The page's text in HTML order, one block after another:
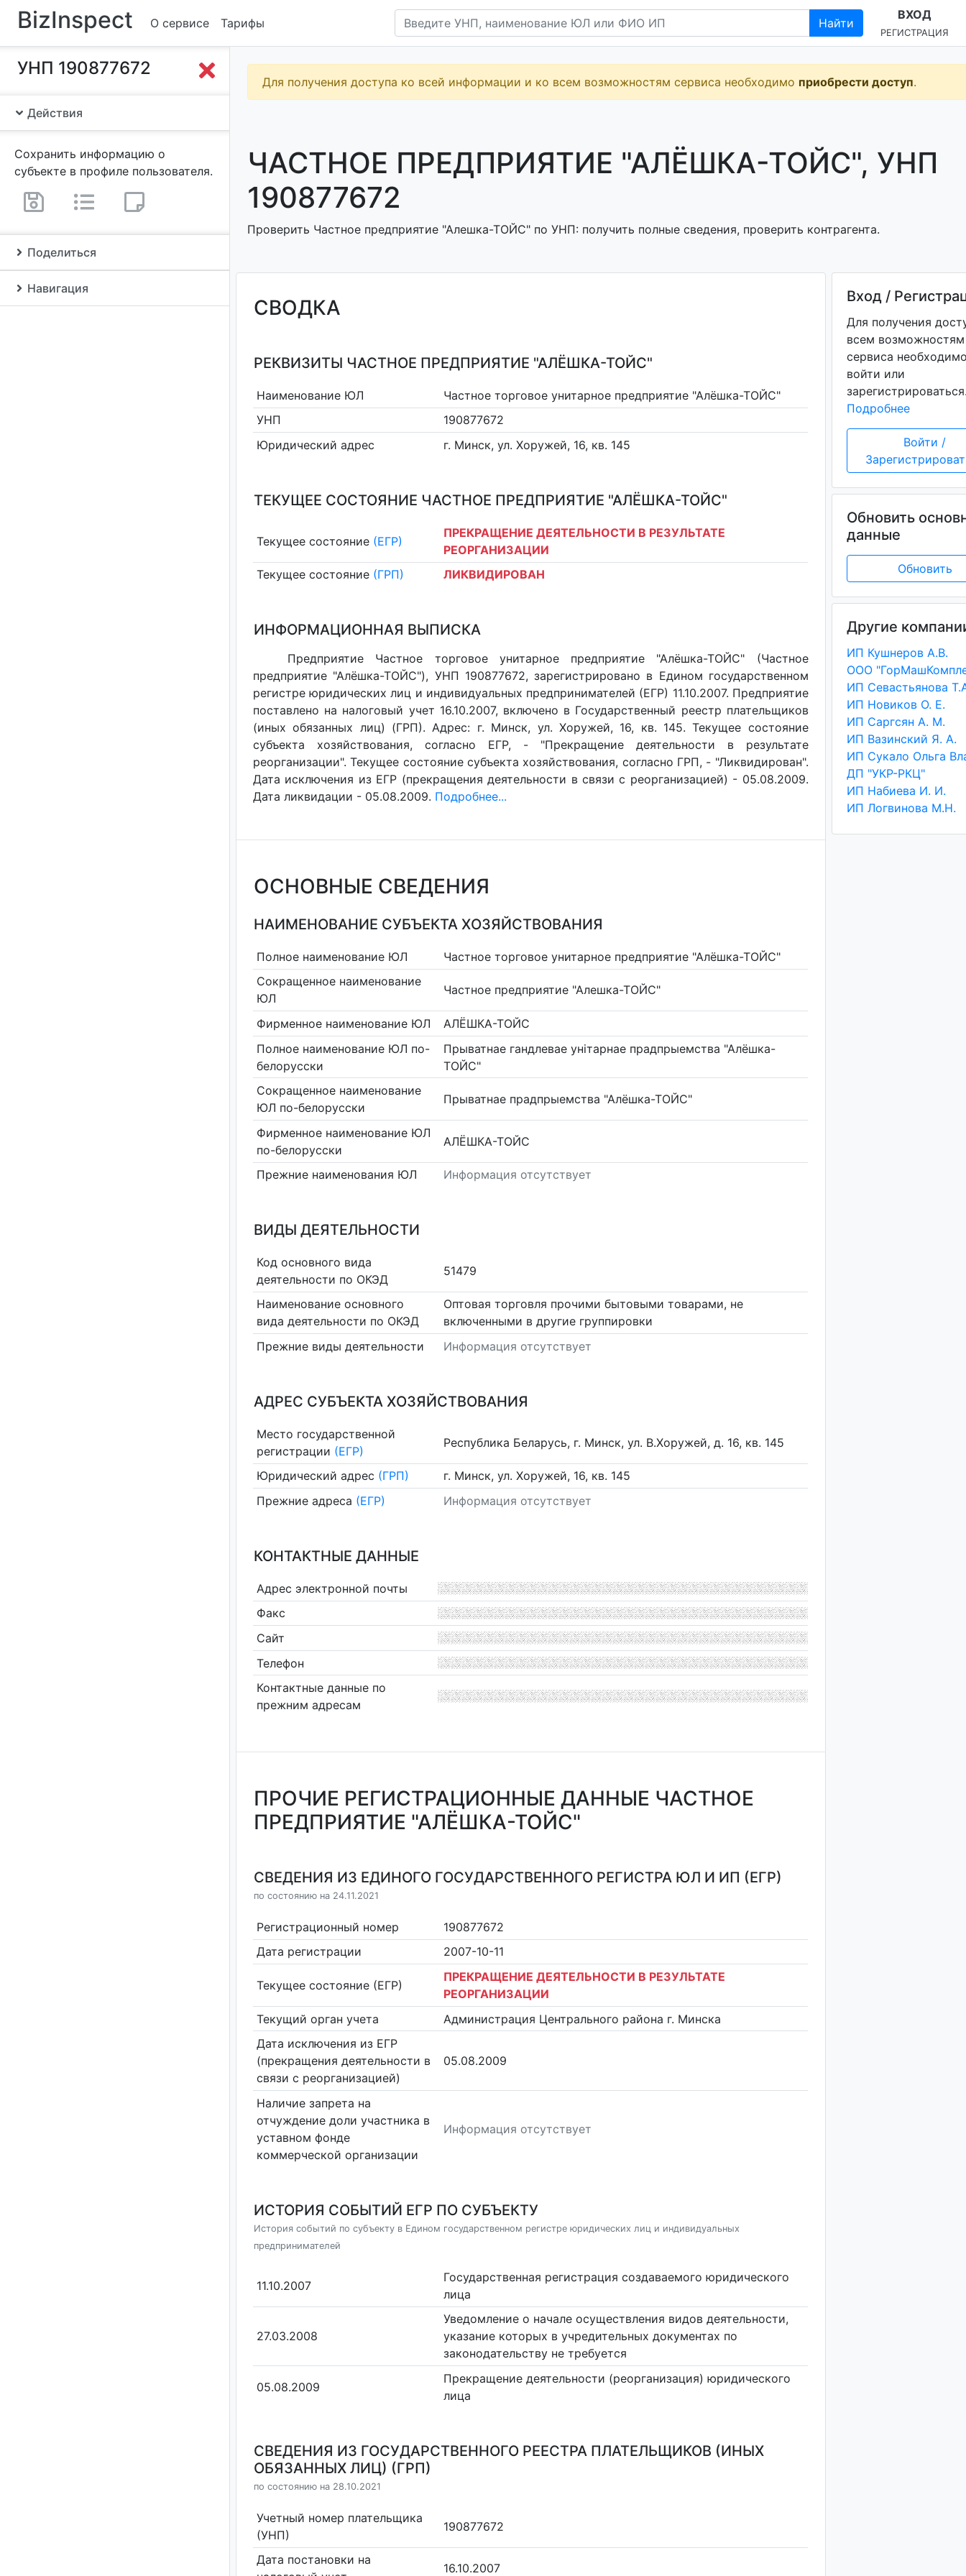
BizInspect О сервисе Тарифы Найти
ВХОД
РЕГИСТРАЦИЯ
УНП 190877672
Действия
Сохранить информацию о
субъекте в профиле пользователя.
Поделиться
Навигация
Для получения доступа ко всей информации и ко всем возможностям сервиса необходимо приобрести доступ.
ЧАСТНОЕ ПРЕДПРИЯТИЕ "АЛЁШКА-ТОЙС", УНП
190877672
Проверить Частное предприятие "Алешка-ТОЙС" по УНП: получить полные сведения, проверить контрагента.
СВОДКА
РЕКВИЗИТЫ ЧАСТНОЕ ПРЕДПРИЯТИЕ "АЛЁШКА-ТОЙС"
Наименование ЮЛ
Частное торговое унитарное предприятие "Алёшка-ТОЙС"
УНП
190877672
Юридический адрес
г. Минск, ул. Хоружей, 16, кв. 145
ТЕКУЩЕЕ СОСТОЯНИЕ ЧАСТНОЕ ПРЕДПРИЯТИЕ "АЛЁШКА-ТОЙС"
Текущее состояние (ЕГР)
ПРЕКРАЩЕНИЕ ДЕЯТЕЛЬНОСТИ В РЕЗУЛЬТАТЕ
РЕОРГАНИЗАЦИИ
Текущее состояние (ГРП) ЛИКВИДИРОВАН
ИНФОРМАЦИОННАЯ ВЫПИСКА
Предприятие Частное торговое унитарное предприятие "Алёшка-ТОЙС" (Частное
предприятие "Алёшка-ТОЙС"), УНП 190877672, зарегистрировано в Едином государственном
регистре юридических лиц и индивидуальных предпринимателей (ЕГР) 11.10.2007. Предприятие
поставлено на налоговый учет 16.10.2007, включено в Государственный реестр плательщиков
(иных обязанных лиц) (ГРП). Адрес: г. Минск, ул. Хоружей, 16, кв. 145. Текущее состояние
субъекта хозяйствования, согласно ЕГР, - "Прекращение деятельности в результате
реорганизации". Текущее состояние субъекта хозяйствования, согласно ГРП, - "Ликвидирован".
Дата исключения из ЕГР (прекращения деятельности в связи с реорганизацией) - 05.08.2009.
Дата ликвидации - 05.08.2009. Подробнее...
ОСНОВНЫЕ СВЕДЕНИЯ
НАИМЕНОВАНИЕ СУБЪЕКТА ХОЗЯЙСТВОВАНИЯ
Полное наименование ЮЛ
Частное торговое унитарное предприятие "Алёшка-ТОЙС"
Сокращенное наименование
ЮЛ
Частное предприятие "Алешка-ТОЙС"
Фирменное наименование ЮЛ
АЛЁШКА-ТОЙС
Полное наименование ЮЛ по-
белорусски
Прыватнае гандлевае унiтарнае прадпрыемства "Алёшка-
ТОЙС"
Сокращенное наименование
ЮЛ по-белорусски
Прыватнае прадпрыемства "Алёшка-ТОЙС"
Фирменное наименование ЮЛ
по-белорусски
АЛЁШКА-ТОЙС
Прежние наименования ЮЛ Информация отсутствует
ВИДЫ ДЕЯТЕЛЬНОСТИ
Код основного вида
деятельности по ОКЭД
51479
Наименование основного
вида деятельности по ОКЭД
Оптовая торговля прочими бытовыми товарами, не
включенными в другие группировки
Прежние виды деятельности
Информация отсутствует
АДРЕС СУБЪЕКТА ХОЗЯЙСТВОВАНИЯ
Место государственной
регистрации (ЕГР)
Республика Беларусь, г. Минск, ул. В.Хоружей, д. 16, кв. 145
Юридический адрес (ГРП)
г. Минск, ул. Хоружей, 16, кв. 145
Прежние адреса (ЕГР) Информация отсутствует
КОНТАКТНЫЕ ДАННЫЕ
Адрес электронной почты
Факс
Сайт
Телефон
Контактные данные по
прежним адресам
ПРОЧИЕ РЕГИСТРАЦИОННЫЕ ДАННЫЕ ЧАСТНОЕ
ПРЕДПРИЯТИЕ "АЛЁШКА-ТОЙС"
СВЕДЕНИЯ ИЗ ЕДИНОГО ГОСУДАРСТВЕННОГО РЕГИСТРА ЮЛ И ИП (ЕГР)
по состоянию на 24.11.2021
Регистрационный номер
190877672
Дата регистрации
2007-10-11
Текущее состояние (ЕГР)
ПРЕКРАЩЕНИЕ ДЕЯТЕЛЬНОСТИ В РЕЗУЛЬТАТЕ
РЕОРГАНИЗАЦИИ
Текущий орган учета
Администрация Центрального района г. Минска
Дата исключения из ЕГР
(прекращения деятельности в
связи с реорганизацией)
05.08.2009
Наличие запрета на
отчуждение доли участника в
уставном фонде
коммерческой организации
Информация отсутствует
ИСТОРИЯ СОБЫТИЙ ЕГР ПО СУБЪЕКТУ
История событий по субъекту в Едином государственном регистре юридических лиц и индивидуальных
предпринимателей
11.10.2007
Государственная регистрация создаваемого юридического
лица
27.03.2008
Уведомление о начале осуществления видов деятельности,
указание которых в учредительных документах по
законодательству не требуется
05.08.2009
Прекращение деятельности (реорганизация) юридического
лица
СВЕДЕНИЯ ИЗ ГОСУДАРСТВЕННОГО РЕЕСТРА ПЛАТЕЛЬЩИКОВ (ИНЫХ
ОБЯЗАННЫХ ЛИЦ) (ГРП)
по состоянию на 28.10.2021
Учетный номер плательщика
(УНП)
190877672
Дата постановки на
16.10.2007
Вход /
Для получения
всем возможностям
сервиса
войти или
Подробнее
Войти /
Обновить
данные
Обновить
Другие
ИП Кушнеров А.В.
ООО
ИП Севастьянова
ИП Новиков О. Е.
ИП Саргсян А. М.
ИП Вазинский Я. А.
ДП "УКР-РКЦ"
ИП Набиева И. И.
ИП Логвинова М.Н.